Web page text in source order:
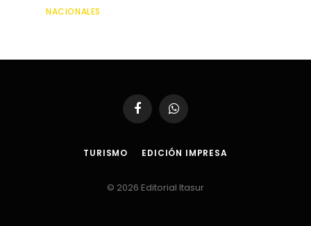
NACIONALES
FacebookWhatsApp
TURISMO EDICIÓN IMPRESA
© 2026 Editorial Itasur